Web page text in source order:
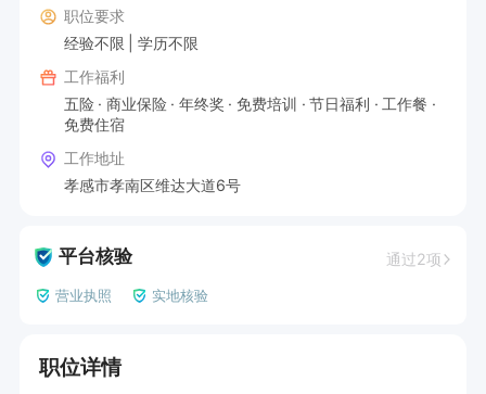
职位要求
经验不限
学历不限
工作福利
五险
商业保险 年终奖 免费培训 节日福利
工作餐
免费住宿
工作地址
孝感市孝南区维达大道6号
平台核验 通过2项
营业执照 实地核验
职位详情